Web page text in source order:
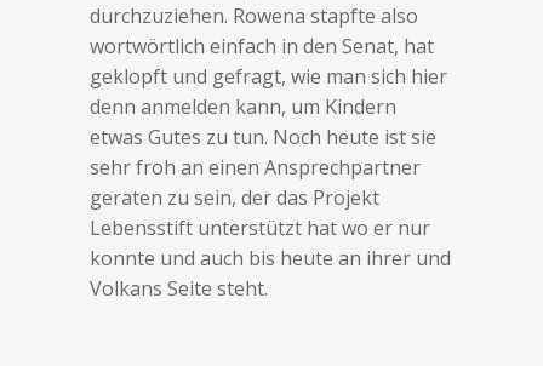
durchzuziehen. Rowena stapfte also
wortwörtlich einfach in den Senat, hat
geklopft und gefragt, wie man sich hier
denn anmelden kann, um Kindern
etwas Gutes zu tun. Noch heute ist sie
sehr froh an einen Ansprechpartner
geraten zu sein, der das Projekt
Lebensstift unterstützt hat wo er nur
konnte und auch bis heute an ihrer und
Volkans Seite steht.